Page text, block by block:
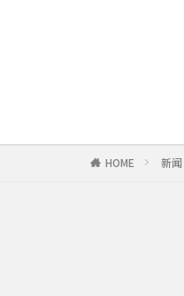
HOME 新闻